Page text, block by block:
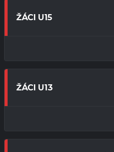
ŽÁCI U15
ŽÁCI U13